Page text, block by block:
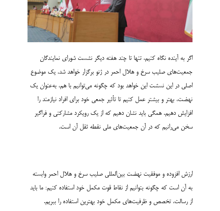
اگر به آینده نگاه کنیم، تنها تا چند هفته دیگر نشست شورای نمایندگان
جمعیت‌­های صلیب سرخ و هلال احمر در ژنو برگزار خواهد شد. یک موضوع
اصلی در این نسشت این خواهد بود که چگونه می‌توانیم با هم، به‌عنوان یک
نهضت، بهتر و بیشتر عمل کنیم تا تأثیر جمعی خود برای افراد نیازمند را
افزایش دهیم. همگی باید نشان دهیم که از یک رویکرد مشارکتی و فراگیر
سخن می‌­رانیم که در آن جمعیت­‌های ملی نقطه ثقل آن است.
ارزش افزوده و موفقیت نهضت بین‌المللی صلیب سرخ و هلال احمر وابسته
به آن است که چگونه بتوانیم از نقاط قوت مکمل خود استفاده کنیم: ما باید
از رسالت، تخصص و ظرفیت­‌های مکمل خود بهترین استفاده را ببریم.